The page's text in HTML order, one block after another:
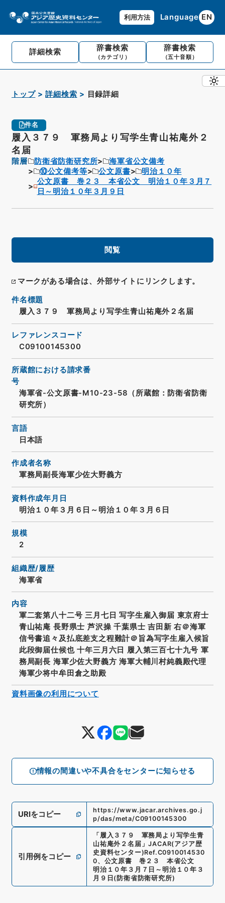
利用方法 Language EN
詳細検索 辞書検索
（カテゴリ）
辞書検索
（五十音順）
トップ 詳細検索 目録詳細
件名
履入３７９ 軍務局より写学生青山祐庵外２
名届
階層 防衛省防衛研究所
海軍省公文備考
⑩公文備考等
公文原書
明治１０年
公文原書 巻２３ 本省公文 明治１０年３月７
日～明治１０年３月９日
閲覧
マークがある場合は、外部サイトにリンクします。
情報の間違いや不具合をセンターに知らせる
件名標題
履入３７９ 軍務局より写学生青山祐庵外２名届
レファレンスコード
C09100145300
所蔵館における請求番
号
海軍省-公文原書-M10-23-58（所蔵館：防衛省防衛
研究所）
言語
日本語
作成者名称
軍務局副長海軍少佐大野義方
資料作成年月日
明治１０年３月６日～明治１０年３月６日
規模
2
組織歴/履歴
海軍省
内容
軍二套第八十二号 三月七日 写字生雇入御届 東京府士
青山祐庵 長野県士 芦沢操 千葉県士 吉田新 右＠海軍
信号書追々及払底差支之程難計＠旨為写字生雇入候旨
此段御届仕候也 十年三月六日 履入第三百七十九号 軍
務局副長 海軍少佐大野義方 海軍大輔川村純義殿代理
海軍少将中牟田倉之助殿
URIをコピー
https://www.jacar.archives.go.j
p/das/meta/C09100145300
引用例をコピー
「 履入３７９ 軍務局より写学生青
山祐庵外２名届 」JACAR(アジア歴
史資料センター)Ref.C0910014530
0、 公文原書 巻２３ 本省公文
明治１０年３月７日～明治１０年３
月９日 ( 防衛省防衛研究所)
資料画像の利用について